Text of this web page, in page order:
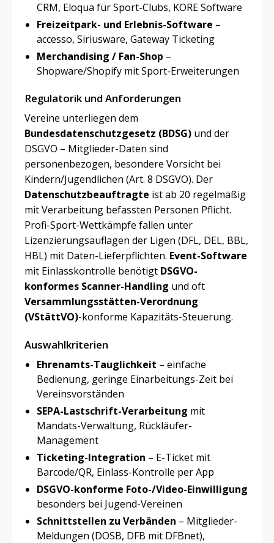
CRM, Eloqua für Sport-Clubs, KORE Software
Freizeitpark- und Erlebnis-Software –
accesso, Siriusware, Gateway Ticketing
Merchandising / Fan-Shop –
Shopware/Shopify mit Sport-Erweiterungen
Regulatorik und Anforderungen
Vereine unterliegen dem
Bundesdatenschutzgesetz (BDSG) und der
DSGVO – Mitglieder-Daten sind
personenbezogen, besondere Vorsicht bei
Kindern/Jugendlichen (Art. 8 DSGVO). Der
Datenschutzbeauftragte ist ab 20 regelmäßig
mit Verarbeitung befassten Personen Pflicht.
Profi-Sport-Wettkämpfe fallen unter
Lizenzierungsauflagen der Ligen (DFL, DEL, BBL,
HBL) mit Daten-Lieferpflichten. Event-Software
mit Einlasskontrolle benötigt DSGVO-
konformes Scanner-Handling und oft
Versammlungsstätten-Verordnung
(VStättVO)-konforme Kapazitäts-Steuerung.
Auswahlkriterien
Ehrenamts-Tauglichkeit – einfache
Bedienung, geringe Einarbeitungs-Zeit bei
Vereinsvorständen
SEPA-Lastschrift-Verarbeitung mit
Mandats-Verwaltung, Rückläufer-
Management
Ticketing-Integration – E-Ticket mit
Barcode/QR, Einlass-Kontrolle per App
DSGVO-konforme Foto-/Video-Einwilligung
besonders bei Jugend-Vereinen
Schnittstellen zu Verbänden – Mitglieder-
Meldungen (DOSB, DFB mit DFBnet),